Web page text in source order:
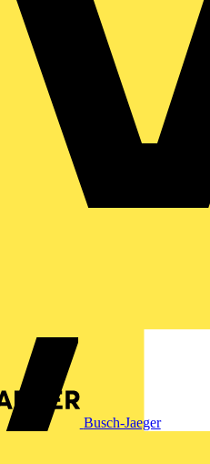
Busch-Jaeger